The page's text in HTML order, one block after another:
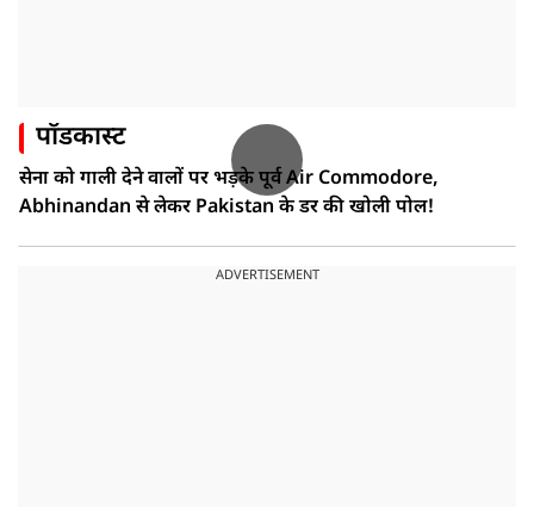
पॉडकास्ट
सेना को गाली देने वालों पर भड़के पूर्व Air Commodore,
Abhinandan से लेकर Pakistan के डर की खोली पोल!
ADVERTISEMENT